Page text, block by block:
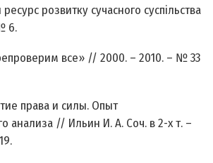
розвитку сучасного суспільства
6.
все» // 2000. – 2010. – № 33
права и силы. Опыт
анализа // Ильин И. А. Соч. в 2-х т. –